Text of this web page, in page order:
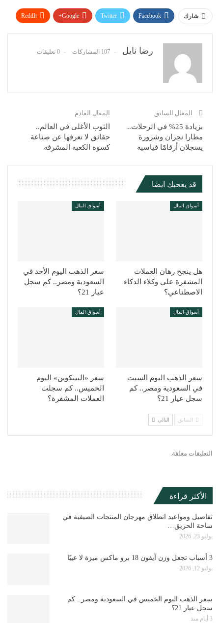
شارك Facebook
Twitter
Google+
ReddIt
رضا نايل 107 المشاركات 0 تعليقات
المقال السابق
بزيادة 25% في الرحلات..
مطارا نجران وشرورة
يسجلان أرقامًا قياسية
المقال القادم
الثوب الأغلى في العالم..
حقائق لا تعرفها عن صناعة
كسوة الكعبة المشرفة
قد يعجبك ايضا
أسواق المال
هل ينجح رهان العملات
المشفرة على وكلاء الذكاء
الاصطناعي؟
أسواق المال
سعر الذهب اليوم الأحد في
السعودية ومصر.. كم سجل
عيار 21؟
أسواق المال
سعر الذهب اليوم السبت
في السعودية ومصر.. كم
سجل عيار 21؟
أسواق المال
سعر «البيتكوين» اليوم
الخميس.. كم سجلت
العملات المشفرة؟
السابق التالي
التعليقات مغلقة.
الأكثر قراءة
تفاصيل ومواعيد انطلاق مهرجان المنتجات الصيفية في
ساحة الحريق…
يوليو 23, 2026
3 أسباب تجعل وزن آيفون 18 برو ماكس ميزة لا عيبًا
يوليو 12, 2026
سعر الذهب اليوم الخميس في السعودية ومصر.. كم
سجل عيار 21؟
3 أيام منذ